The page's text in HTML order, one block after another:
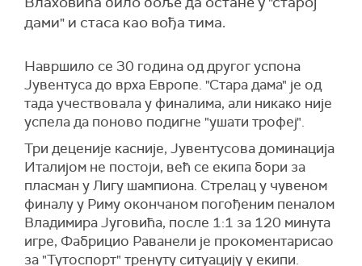
дами" и стаса као вођа тима.
Навршило се 30 година од другог успона
Јувентуса до врха Европе. "Стара дама" је од
тада учествовала у финалима, али никако није
успела да поново подигне "ушати трофеј".
Три деценије касније, Јувентусова доминација
Италијом не постоји, већ се екипа бори за
пласман у Лигу шампиона. Стрелац у чувеном
финалу у Риму окончаном погођеним пеналом
Владимира Југовића, после 1:1 за 120 минута
игре, Фабрицио Раванели је прокоментарисао
за "Тутоспорт" тренуту ситуацију у екипи.